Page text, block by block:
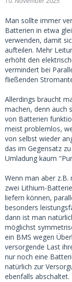
Man sollte immer
Batterien in etwa
verwenden, damit
aufteilen. Mehr
erhöht den
vermindert bei
fließenden
Allerdings braucht
machen, denn auch
von Batterien
meist problemlos,
von selbst wieder
das im Gegensatz
Umladung kaum
Wenn man aber
zwei Lithium-
liefern können,
besonders
dann ist man
möglichst
ein BMS wegen
versorgende Last
nur noch eine
natürlich zur
ebenfalls abschaltet.